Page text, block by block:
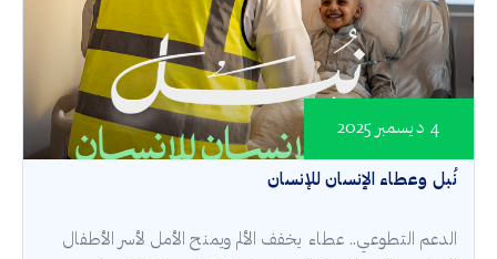
نُبل وعطاء الإنسان للإنسان
4 ديسمبر 2025
الدعم التطوعي.. عطاء يخفف الألم ويمنح الأمل لأسر الأطفال